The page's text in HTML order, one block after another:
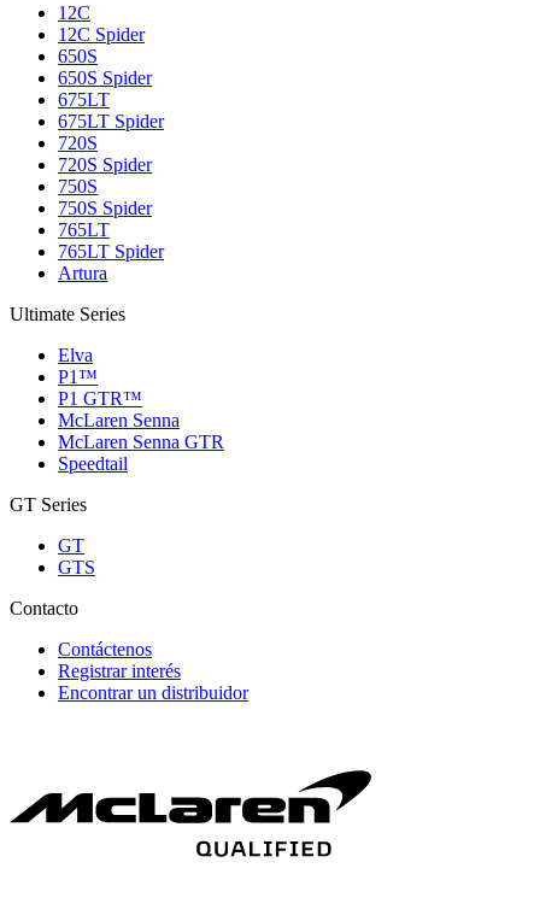
12C
12C Spider
650S
650S Spider
675LT
675LT Spider
720S
720S Spider
750S
750S Spider
765LT
765LT Spider
Artura
Ultimate Series
Elva
P1™
P1 GTR™
McLaren Senna
McLaren Senna GTR
Speedtail
GT Series
GT
GTS
Contacto
Contáctenos
Registrar interés
Encontrar un distribuidor